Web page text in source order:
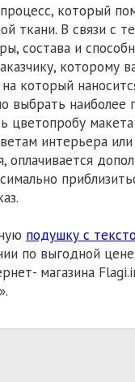
который
ткани. В связи с
состава и
которому
который
выбрать
цветопробу
интерьера
оплачивается
подушку с
по выгодной
магазина
».